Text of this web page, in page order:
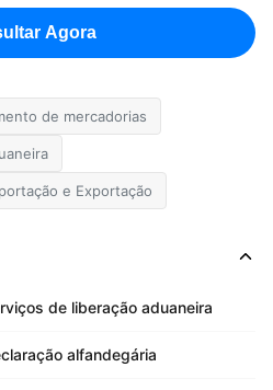
Agora
de mercadorias
e Exportação
de liberação aduaneira
alfandegária